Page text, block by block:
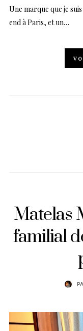
Une marque que je
end à Paris, et un…
Matelas
familial